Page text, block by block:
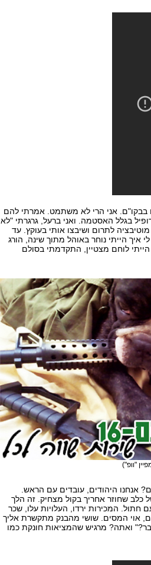
כמו כולם בבקו"ם. אני הרי לא משתמט. אמרתי להם
בגלל האסטמה. ואני ברעל, גרגרתי "לא
לתרום ושיבצו אותי בעוקץ. עד
איך הייתי נוחר באוהל מתוך שינה, הורג
לוחם מצטיין, התקדמתי בסולם
"וופ")
אנחנו היהודים, עובדים עם הראש.
אפליקציה של כלב שחוזר אחריך בקול מצחיק. זה הלך
המכירות ירדו, העלויות עלו, שכר
אוי המסים. שושי מהבנק מתקשרת אליך
ואתה? מרגיש שהמציאות חונקת כמו